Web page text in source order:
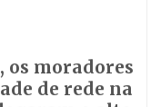
os moradores
de rede na